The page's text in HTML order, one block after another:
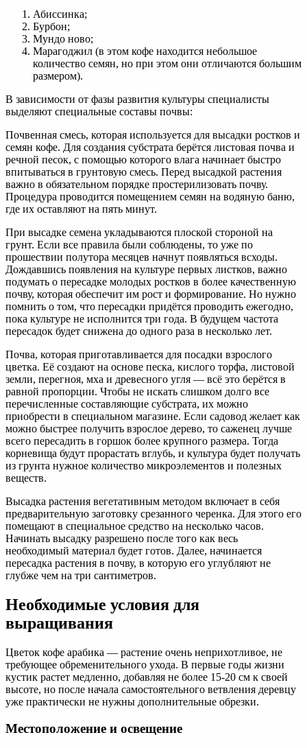
Абиссинка;
Бурбон;
Мундо ново;
Марагоджил (в этом кофе находится небольшое
количество семян, но при этом они отличаются большим
размером).
В зависимости от фазы развития культуры специалисты
выделяют специальные составы почвы:
Почвенная смесь, которая используется для высадки ростков и
семян кофе. Для создания субстрата берётся листовая почва и
речной песок, с помощью которого влага начинает быстро
впитываться в грунтовую смесь. Перед высадкой растения
важно в обязательном порядке простерилизовать почву.
Процедура проводится помещением семян на водяную баню,
где их оставляют на пять минут.
При высадке семена укладываются плоской стороной на
грунт. Если все правила были соблюдены, то уже по
прошествии полутора месяцев начнут появляться всходы.
Дождавшись появления на культуре первых листков, важно
подумать о пересадке молодых ростков в более качественную
почву, которая обеспечит им рост и формирование. Но нужно
помнить о том, что пересадки придётся проводить ежегодно,
пока культуре не исполнится три года. В будущем частота
пересадок будет снижена до одного раза в несколько лет.
Почва, которая приготавливается для посадки взрослого
цветка. Её создают на основе песка, кислого торфа, листовой
земли, перегноя, мха и древесного угля — всё это берётся в
равной пропорции. Чтобы не искать слишком долго все
перечисленные составляющие субстрата, их можно
приобрести в специальном магазине. Если садовод желает как
можно быстрее получить взрослое дерево, то саженец лучше
всего пересадить в горшок более крупного размера. Тогда
корневища будут прорастать вглубь, и культура будет получать
из грунта нужное количество микроэлементов и полезных
веществ.
Высадка растения вегетативным методом включает в себя
предварительную заготовку срезанного черенка. Для этого его
помещают в специальное средство на несколько часов.
Начинать высадку разрешено после того как весь
необходимый материал будет готов. Далее, начинается
пересадка растения в почву, в которую его углубляют не
глубже чем на три сантиметров.
Необходимые условия для
выращивания
Цветок кофе арабика — растение очень неприхотливое, не
требующее обременительного ухода. В первые годы жизни
кустик растет медленно, добавляя не более 15-20 см к своей
высоте, но после начала самостоятельного ветвления деревцу
уже практически не нужны дополнительные обрезки.
Местоположение и освещение